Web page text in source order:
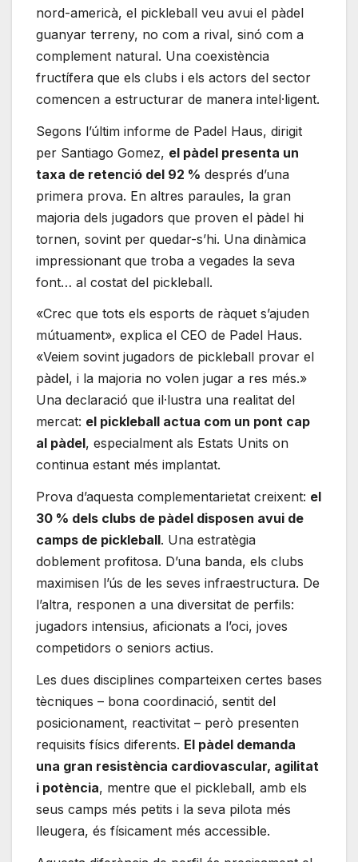
nord-americà, el pickleball veu avui el pàdel
guanyar terreny, no com a rival, sinó com a
complement natural. Una coexistència
fructífera que els clubs i els actors del sector
comencen a estructurar de manera intel·ligent.
Segons l’últim informe de Padel Haus, dirigit
per Santiago Gomez, el pàdel presenta un
taxa de retenció del 92 % després d’una
primera prova. En altres paraules, la gran
majoria dels jugadors que proven el pàdel hi
tornen, sovint per quedar-s’hi. Una dinàmica
impressionant que troba a vegades la seva
font… al costat del pickleball.
«Crec que tots els esports de ràquet s’ajuden
mútuament», explica el CEO de Padel Haus.
«Veiem sovint jugadors de pickleball provar el
pàdel, i la majoria no volen jugar a res més.»
Una declaració que il·lustra una realitat del
mercat: el pickleball actua com un pont cap
al pàdel, especialment als Estats Units on
continua estant més implantat.
Prova d’aquesta complementarietat creixent: el
30 % dels clubs de pàdel disposen avui de
camps de pickleball. Una estratègia
doblement profitosa. D’una banda, els clubs
maximisen l’ús de les seves infraestructura. De
l’altra, responen a una diversitat de perfils:
jugadors intensius, aficionats a l’oci, joves
competidors o seniors actius.
Les dues disciplines comparteixen certes bases
tècniques – bona coordinació, sentit del
posicionament, reactivitat – però presenten
requisits físics diferents. El pàdel demanda
una gran resistència cardiovascular, agilitat
i potència, mentre que el pickleball, amb els
seus camps més petits i la seva pilota més
lleugera, és físicament més accessible.